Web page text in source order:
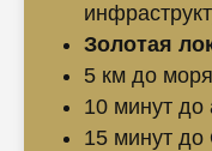
Золотая
5 км до моря
10 минут до
15 минут до